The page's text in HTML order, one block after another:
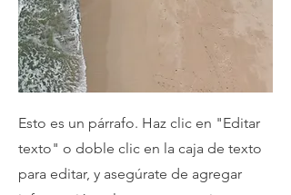
Esto es un párrafo. Haz clic en "Editar
texto" o doble clic en la caja de texto
para editar, y asegúrate de agregar